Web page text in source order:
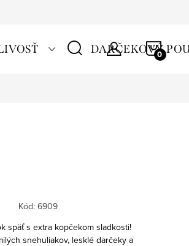
DARČEKOVÝ
Kód: 6909
späť s extra kopčekom sladkosti!
snehuliakov, lesklé darčeky a